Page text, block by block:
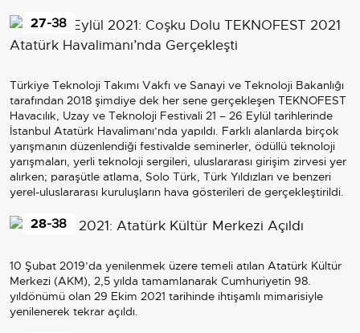
Türkiye Teknoloji Takımı Vakfı ve Sanayi ve Teknoloji Bakanlığı
tarafından 2018 şimdiye dek her sene gerçekleşen TEKNOFEST
Havacılık, Uzay ve Teknoloji Festivali 21 – 26 Eylül tarihlerinde
İstanbul Atatürk Havalimanı’nda yapıldı. Farklı alanlarda birçok
yarışmanın düzenlendiği festivalde seminerler, ödüllü teknoloji
yarışmaları, yerli teknoloji sergileri, uluslararası girişim zirvesi yer
alırken; paraşütle atlama, Solo Türk, Türk Yıldızları ve benzeri
yerel-uluslararası kuruluşların hava gösterileri de gerçekleştirildi.
27-38
10 Şubat 2019’da yenilenmek üzere temeli atılan Atatürk Kültür
Merkezi (AKM), 2,5 yılda tamamlanarak Cumhuriyetin 98.
yıldönümü olan 29 Ekim 2021 tarihinde ihtişamlı mimarisiyle
yenilenerek tekrar açıldı.
28-38